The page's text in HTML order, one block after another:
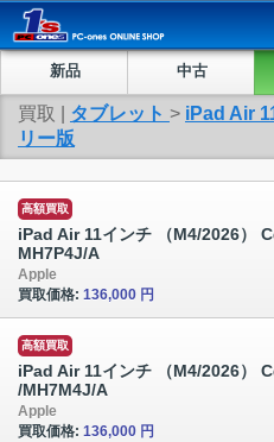
新品 中古
買取 | タブレット > iPad Air
リー版
高額買取
iPad Air 11インチ （M4/2026）
MH7P4J/A
Apple
買取価格: 136,000 円
高額買取
iPad Air 11インチ （M4/2026）
/MH7M4J/A
Apple
買取価格: 136,000 円